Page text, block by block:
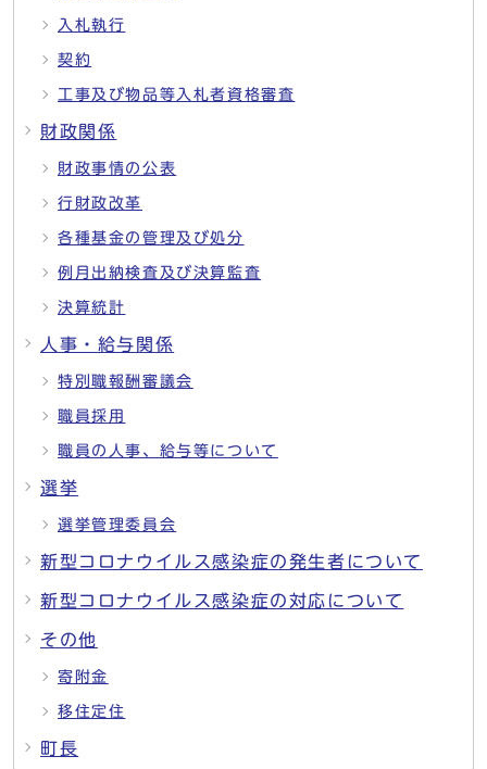
入札執行
契約
工事及び物品等入札者資格審査
財政関係
財政事情の公表
行財政改革
各種基金の管理及び処分
例月出納検査及び決算監査
決算統計
人事・給与関係
特別職報酬審議会
職員採用
職員の人事、給与等について
選挙
選挙管理委員会
新型コロナウイルス感染症の発生者について
新型コロナウイルス感染症の対応について
その他
寄附金
移住定住
町長